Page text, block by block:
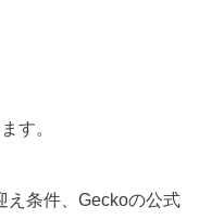
す。
え条件、Geckoの公式